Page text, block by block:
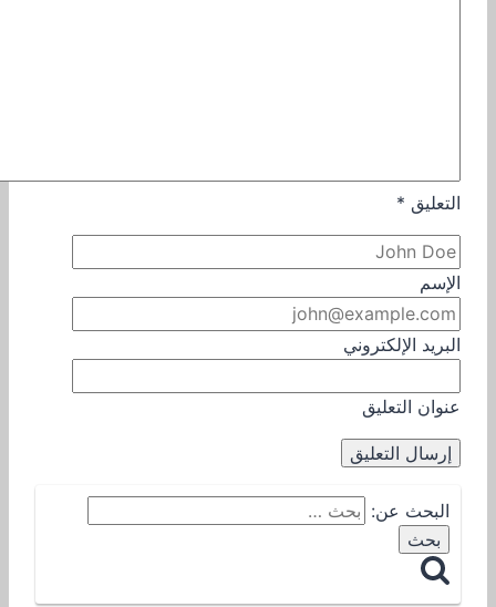
التعليق *
الإسم
البريد الإلكتروني
عنوان التعليق
البحث عن: